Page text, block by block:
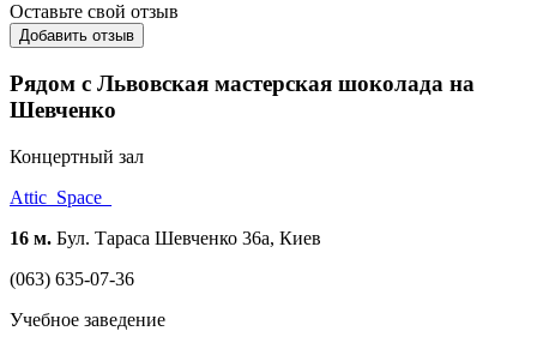
Оставьте свой отзыв
Добавить отзыв
Рядом с Львовская мастерская шоколада на
Шевченко
Концертный зал
Attic_Space_
16 м. Бул. Тараса Шевченко 36а, Киев
(063) 635-07-36
Учебное заведение